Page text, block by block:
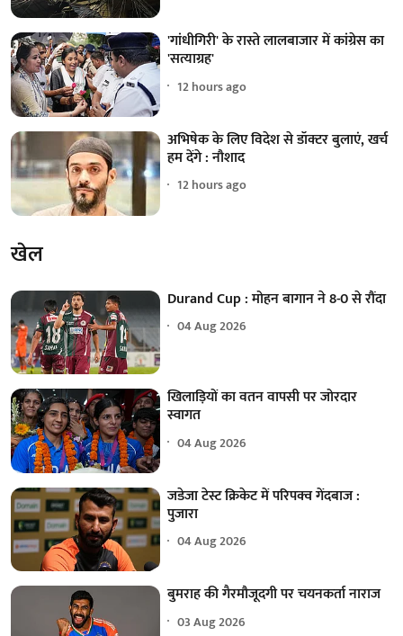
'गांधीगिरी' के रास्ते लालबाजार में कांग्रेस का
'सत्याग्रह'
12 hours ago
अभिषेक के लिए विदेश से डॉक्टर बुलाएं, खर्च
हम देंगे : नौशाद
12 hours ago
खेल
Durand Cup : मोहन बागान ने 8-0 से रौंदा
04 Aug 2026
खिलाड़ियों का वतन वापसी पर जोरदार
स्वागत
04 Aug 2026
जडेजा टेस्ट क्रिकेट में परिपक्व गेंदबाज :
पुजारा
04 Aug 2026
बुमराह की गैरमौजूदगी पर चयनकर्ता नाराज
03 Aug 2026